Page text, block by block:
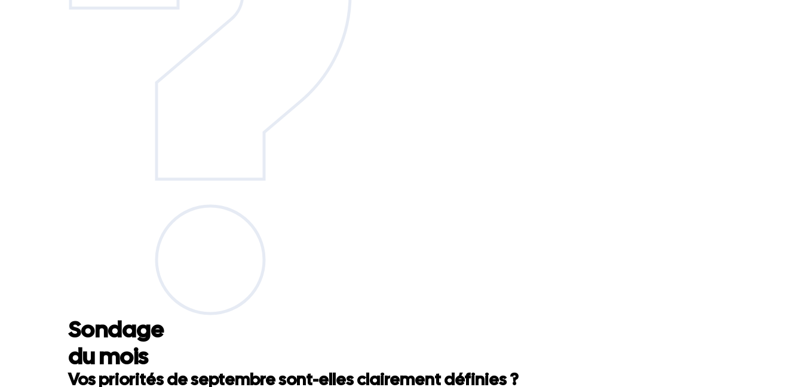
Sondage
du mois
Vos priorités de septembre sont-elles clairement définies ?